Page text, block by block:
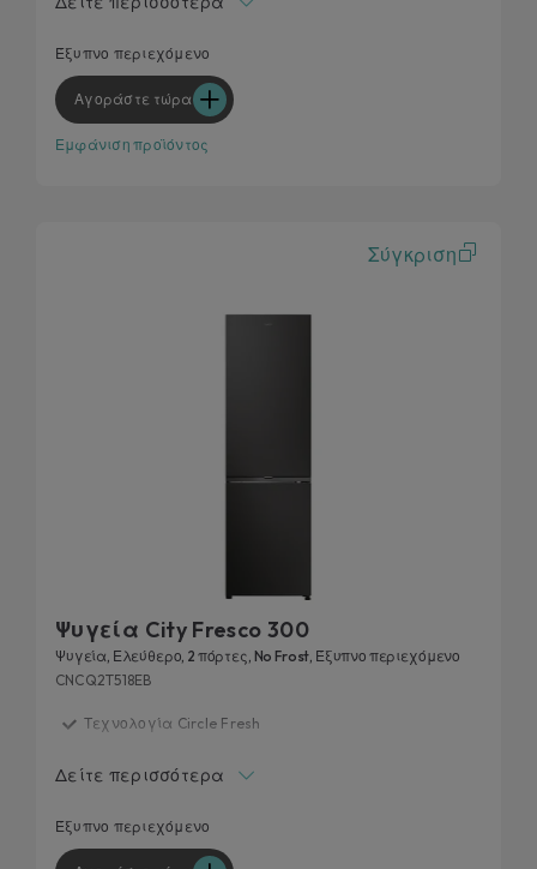
Επιπλέον χωρητικότητα - πλάτος 55 cm
Προσαρμογή σχεδίασης κουζίνας
Καινοτόμο περιεχόμενο μέσω της εφαρμογής hOn
Έξυπνο περιεχόμενο
Αγοράστε τώρα
Εμφάνιση προϊόντος
Σύγκριση
Ψυγεία City Fresco 300
Ψυγεία, Ελεύθερο, 2 πόρτες, No Frost, Έξυπνο περιεχόμενο
CNCQ2T518EB
Τεχνολογία Circle Fresh
Επιπλέον χωρητικότητα - πλάτος 55 cm
Προσαρμογή σχεδίασης κουζίνας
Καινοτόμο περιεχόμενο μέσω της εφαρμογής hOn
Δείτε περισσότερα
Έξυπνο περιεχόμενο